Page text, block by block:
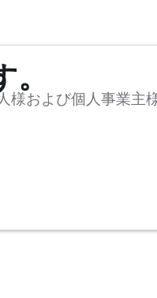
および個人事業主